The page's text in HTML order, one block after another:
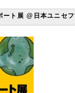
ート展 @日本ユニセ